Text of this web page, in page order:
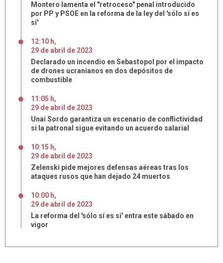
Montero lamenta el "retroceso" penal introducido
por PP y PSOE en la reforma de la ley del 'sólo sí es
sí'
12:10 h,
29 deabril de 2023
Declarado un incendio en Sebastopol por el impacto
de drones ucranianos en dos depósitos de
combustible
11:05 h,
29 deabril de 2023
Unai Sordo garantiza un escenario de conflictividad
si la patronal sigue evitando un acuerdo salarial
10:15 h,
29 deabril de 2023
Zelenski pide mejores defensas aéreas tras los
ataques rusos que han dejado 24 muertos
10:00 h,
29 deabril de 2023
La reforma del 'sólo sí es sí' entra este sábado en
vigor